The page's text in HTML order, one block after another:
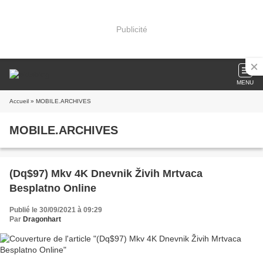
Publicité
MENU
Accueil » MOBILE.ARCHIVES
MOBILE.ARCHIVES
(Dq$97) Mkv 4K Dnevnik Živih Mrtvaca
Besplatno Online
Publié le 30/09/2021 à 09:29
Par Dragonhart